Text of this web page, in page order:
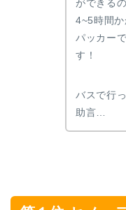
ができる
4~5時間
パッカー
す！
バスで行
助言…